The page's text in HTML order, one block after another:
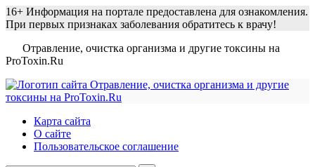
16+ Информация на портале предоставлена для ознакомления.
При первых признаках заболевания обратитесь к врачу!
Отравление, очистка организма и другие токсины на
ProToxin.Ru
Карта сайта
О сайте
Пользовательское соглашение